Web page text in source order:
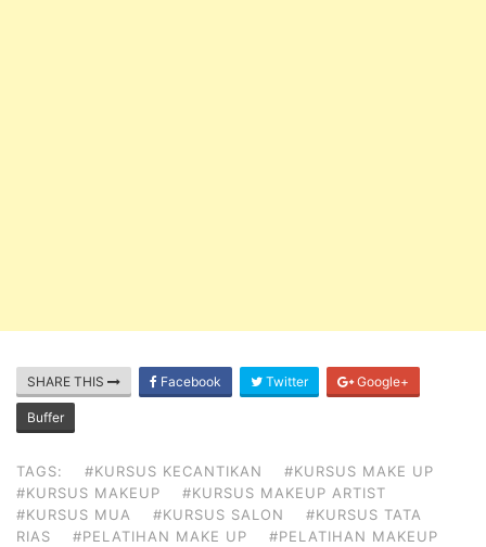
SHARE THIS Facebook Twitter Google+
Buffer
TAGS: #KURSUS KECANTIKAN
#KURSUS MAKE UP
#KURSUS MAKEUP
#KURSUS MAKEUP ARTIST
#KURSUS MUA
#KURSUS SALON
#KURSUS TATA
RIAS
#PELATIHAN MAKE UP
#PELATIHAN MAKEUP